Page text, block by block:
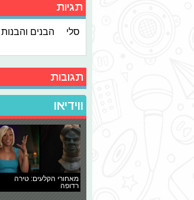
תגיות
סלי הבנים והבנות
תגובות
ווידיאו
מאחורי הקלעים: טירה
רדופה